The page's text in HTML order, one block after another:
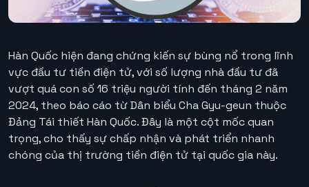
Hàn Quốc hiện đang chứng kiến ​​sự bùng nổ trong lĩnh
vực đầu tư tiền điện tử, với số lượng nhà đầu tư đã
vượt quá con số 16 triệu người tính đến tháng 2 năm
2024, theo báo cáo từ Dân biểu Cha Gyu-geun thuộc
Đảng Tái thiết Hàn Quốc. Đây là một cột mốc quan
trọng, cho thấy sự chấp nhận và phát triển nhanh
chóng của thị trường tiền điện tử tại quốc gia này.